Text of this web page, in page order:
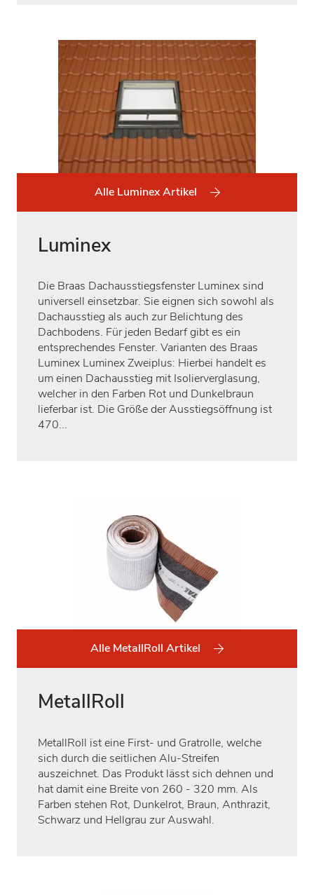
Alle Luminex Artikel
Luminex
Die Braas Dachausstiegsfenster Luminex sind
universell einsetzbar. Sie eignen sich sowohl als
Dachausstieg als auch zur Belichtung des
Dachbodens. Für jeden Bedarf gibt es ein
entsprechendes Fenster. Varianten des Braas
Luminex Luminex Zweiplus: Hierbei handelt es
um einen Dachausstieg mit Isolierverglasung,
welcher in den Farben Rot und Dunkelbraun
lieferbar ist. Die Größe der Ausstiegsöffnung ist
470...
Alle MetallRoll Artikel
MetallRoll
MetallRoll ist eine First- und Gratrolle, welche
sich durch die seitlichen Alu-Streifen
auszeichnet. Das Produkt lässt sich dehnen und
hat damit eine Breite von 260 - 320 mm. Als
Farben stehen Rot, Dunkelrot, Braun, Anthrazit,
Schwarz und Hellgrau zur Auswahl.